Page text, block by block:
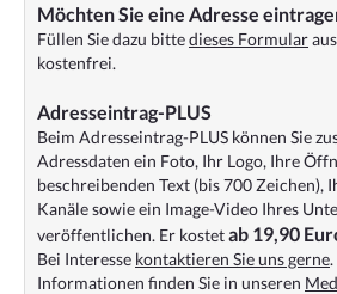
Möchten Sie eine Adresse
Füllen Sie dazu bittedieses Formular
kostenfrei.
Adresseintrag-PLUS
Beim Adresseintrag-PLUS können Sie
Adressdaten ein Foto, Ihr Logo, Ihre
beschreibenden Text (bis 700 Zeichen),
Kanäle sowie ein Image-Video Ihres
veröffentlichen. Er kostetab 19,90
Bei Interesse kontaktieren Sie uns gerne
Informationen finden Sie in unseren